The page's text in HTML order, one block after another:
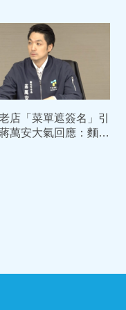
店「菜單遮簽名」引
萬安大氣回應：麵